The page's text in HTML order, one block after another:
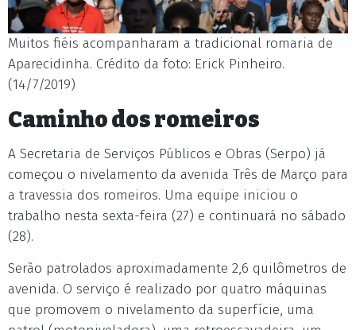
Muitos fiéis acompanharam a tradicional romaria de
Aparecidinha. Crédito da foto: Erick Pinheiro.
(14/7/2019)
Caminho dos romeiros
A Secretaria de Serviços Públicos e Obras (Serpo) já
começou o nivelamento da avenida Três de Março para
a travessia dos romeiros. Uma equipe iniciou o
trabalho nesta sexta-feira (27) e continuará no sábado
(28).
Serão patrolados aproximadamente 2,6 quilômetros de
avenida. O serviço é realizado por quatro máquinas
que promovem o nivelamento da superfície, uma